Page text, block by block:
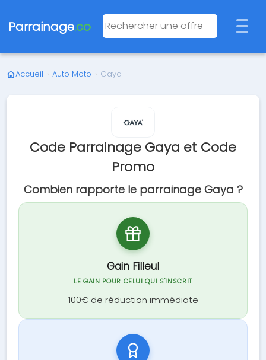
Parrainage.co
Accueil › Auto Moto › Gaya
Code Parrainage Gaya et Code
Promo
Combien rapporte le parrainage Gaya ?
Gain Filleul
LE GAIN POUR CELUI QUI S'INSCRIT
100€ de réduction immédiate